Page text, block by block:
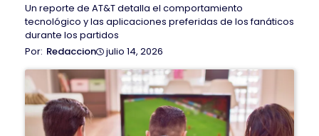
Un reporte de AT&T detalla el comportamiento
tecnológico y las aplicaciones preferidas de los fanáticos
durante los partidos
Redaccion
julio 14, 2026